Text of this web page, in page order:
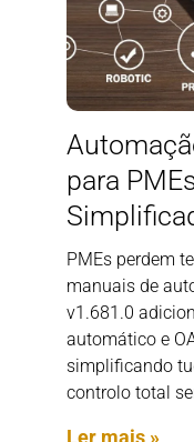
para
PMEs perdem
manuais de
v1.681.0
automático e
simplificando
controlo total
Ler mais »